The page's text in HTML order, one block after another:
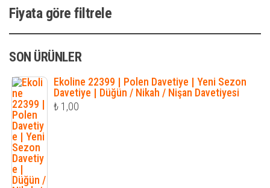
Fiyata göre filtrele
SON ÜRÜNLER
Ekoline 22399 | Polen Davetiye | Yeni Sezon
Davetiye | Düğün / Nikah / Nişan Davetiyesi
₺ 1,00